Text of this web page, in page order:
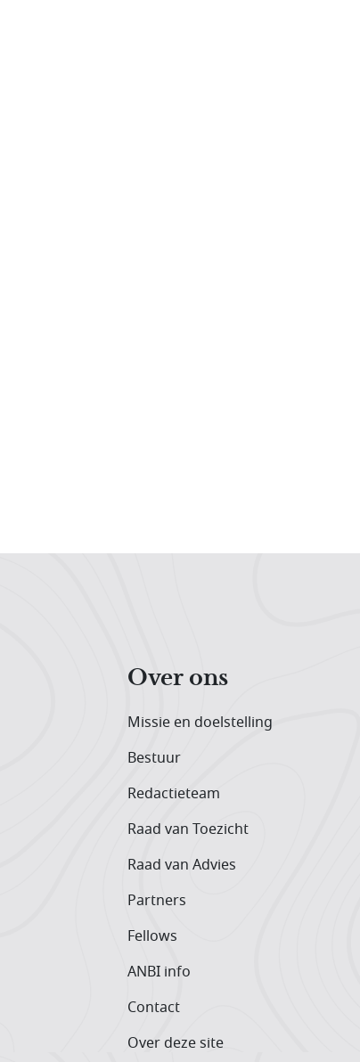
Over ons
Missie en doelstelling
Bestuur
Redactieteam
Raad van Toezicht
Raad van Advies
Partners
Fellows
ANBI info
Contact
Over deze site